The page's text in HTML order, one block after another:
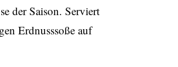
der Saison. Serviert
Erdnusssoße auf